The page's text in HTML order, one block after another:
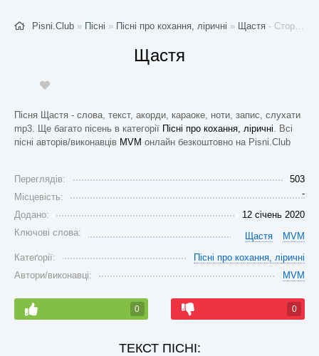
Pisni.Club » Пісні » Пісні про кохання, ліричні » Щастя - Стор. 1
Щастя
Пісня Щастя - слова, текст, акорди, караоке, ноти, запис, слухати
mp3. Ще багато пісень в категорії Пісні про кохання, ліричні. Всі
пісні авторів/виконавців MVM онлайн безкоштовно на Pisni.Club
Переглядів:
503
Місцевість:
-
Додано:
12 січень 2020
Ключові слова:
Щастя
MVM
Катеґорії:
Пісні про кохання, ліричні
Автори/виконавці:
MVM
0 0
ТЕКСТ ПІСНІ: